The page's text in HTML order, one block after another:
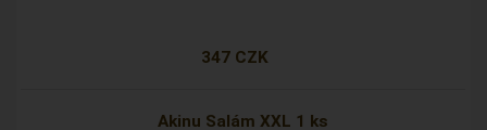
347 CZK
Akinu Salám XXL 1 ks